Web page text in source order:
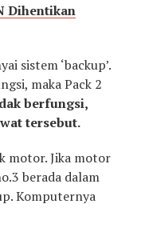
Dihentikan
sistem ‘backup’.
maka Pack 2
berfungsi,
tersebut.
motor. Jika motor
berada dalam
Komputernya